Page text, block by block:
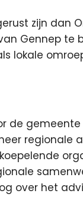
zijn dan
Gennep te
lokale
de
regionale
over het